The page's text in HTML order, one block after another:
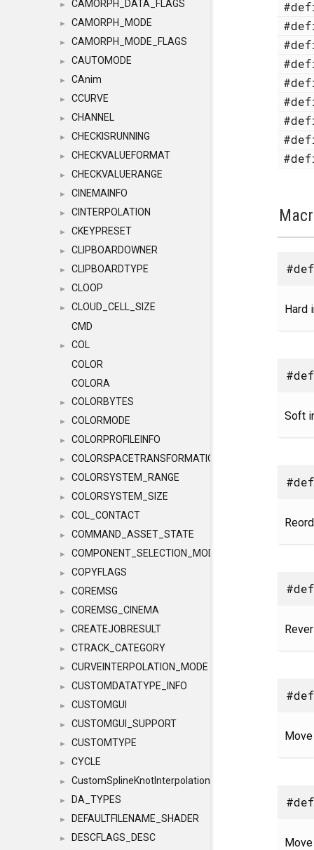
► CAMORPH_DATA_FLAGS
► CAMORPH_MODE
► CAMORPH_MODE_FLAGS
► CAUTOMODE
► CAnim
► CCURVE
► CHANNEL
► CHECKISRUNNING
► CHECKVALUEFORMAT
► CHECKVALUERANGE
► CINEMAINFO
► CINTERPOLATION
► CKEYPRESET
► CLIPBOARDOWNER
► CLIPBOARDTYPE
► CLOOP
►
CLOUD_CELL_SIZE
CMD
►
COL
COLOR
COLORA
► COLORBYTES
► COLORMODE
► COLORPROFILEINFO
► COLORSPACETRANSFORMATION
► COLORSYSTEM_RANGE
► COLORSYSTEM_SIZE
► COL_CONTACT
► COMMAND_ASSET_STATE
► COMPONENT_SELECTION_MODES
► COPYFLAGS
► COREMSG
► COREMSG_CINEMA
► CREATEJOBRESULT
► CTRACK_CATEGORY
► CURVEINTERPOLATION_MODE
► CUSTOMDATATYPE_INFO
► CUSTOMGUI
► CUSTOMGUI_SUPPORT
► CUSTOMTYPE
► CYCLE
► CustomSplineKnotInterpolation
► DA_TYPES
► DEFAULTFILENAME_SHADER
► DESCFLAGS_DESC
Hard
Soft